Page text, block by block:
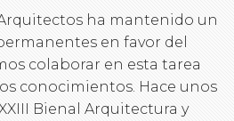
ha mantenido un
en favor del
colaborar en esta tarea
conocimientos. Hace unos
Bienal Arquitectura y